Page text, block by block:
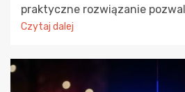
praktyczne rozwiązanie
Czytaj dalej